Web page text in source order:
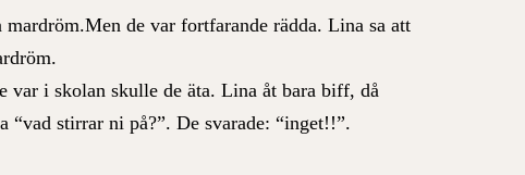
de var fortfarande rädda. Lina sa att
i skolan skulle de äta. Lina åt bara biff, då
“vad stirrar ni på?”. De svarade: “inget!!”.